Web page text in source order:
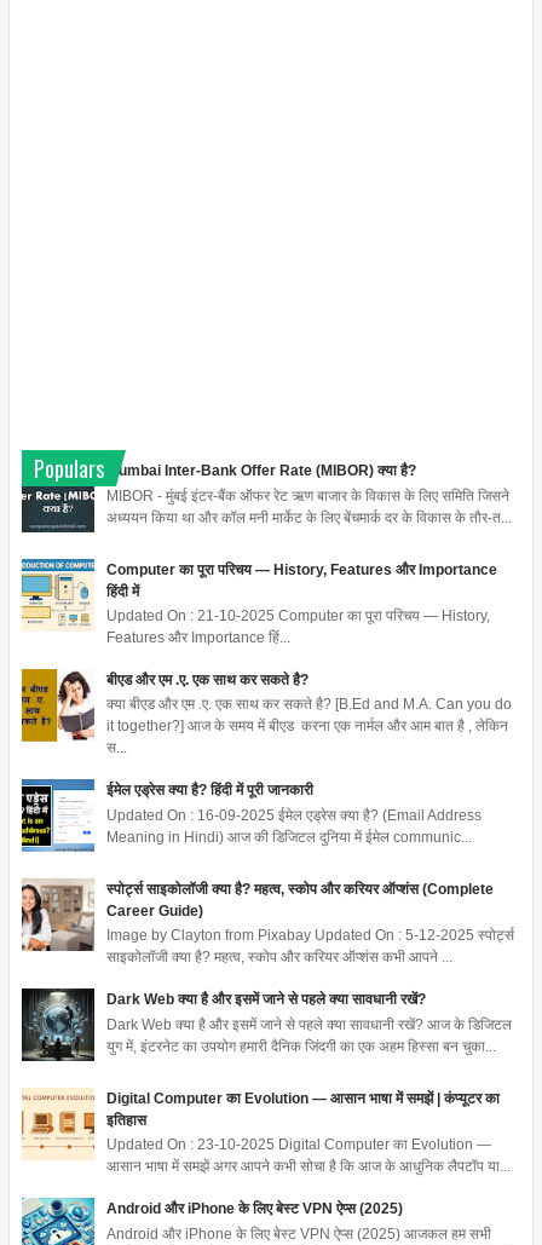
Populars
Mumbai Inter-Bank Offer Rate (MIBOR) क्या है?
MIBOR - मुंबई इंटर-बैंक ऑफर रेट ऋण बाजार के विकास के लिए समिति जिसने
अध्ययन किया था और कॉल मनी मार्केट के लिए बेंचमार्क दर के विकास के तौर-त...
Computer का पूरा परिचय — History, Features और Importance
हिंदी में
Updated On : 21-10-2025 Computer का पूरा परिचय — History,
Features और Importance हिं...
बीएड और एम .ए. एक साथ कर सकते है?
क्या बीएड और एम .ए. एक साथ कर सकते है? [B.Ed and M.A. Can you do
it together?] आज के समय में बीएड करना एक नार्मल और आम बात है , लेकिन
स...
ईमेल एड्रेस क्या है? हिंदी में पूरी जानकारी
Updated On : 16-09-2025 ईमेल एड्रेस क्या है? (Email Address
Meaning in Hindi) आज की डिजिटल दुनिया में ईमेल communic...
स्पोर्ट्स साइकोलॉजी क्या है? महत्व, स्कोप और करियर ऑप्शंस (Complete
Career Guide)
Image by Clayton from Pixabay Updated On : 5-12-2025 स्पोर्ट्स
साइकोलॉजी क्या है? महत्व, स्कोप और करियर ऑप्शंस कभी आपने ...
Dark Web क्या है और इसमें जाने से पहले क्या सावधानी रखें?
Dark Web क्या है और इसमें जाने से पहले क्या सावधानी रखें? आज के डिजिटल
युग में, इंटरनेट का उपयोग हमारी दैनिक जिंदगी का एक अहम हिस्सा बन चुका...
Digital Computer का Evolution — आसान भाषा में समझें | कंप्यूटर का
इतिहास
Updated On : 23-10-2025 Digital Computer का Evolution —
आसान भाषा में समझें अगर आपने कभी सोचा है कि आज के आधुनिक लैपटॉप या...
Android और iPhone के लिए बेस्ट VPN ऐप्स (2025)
Android और iPhone के लिए बेस्ट VPN ऐप्स (2025) आजकल हम सभी